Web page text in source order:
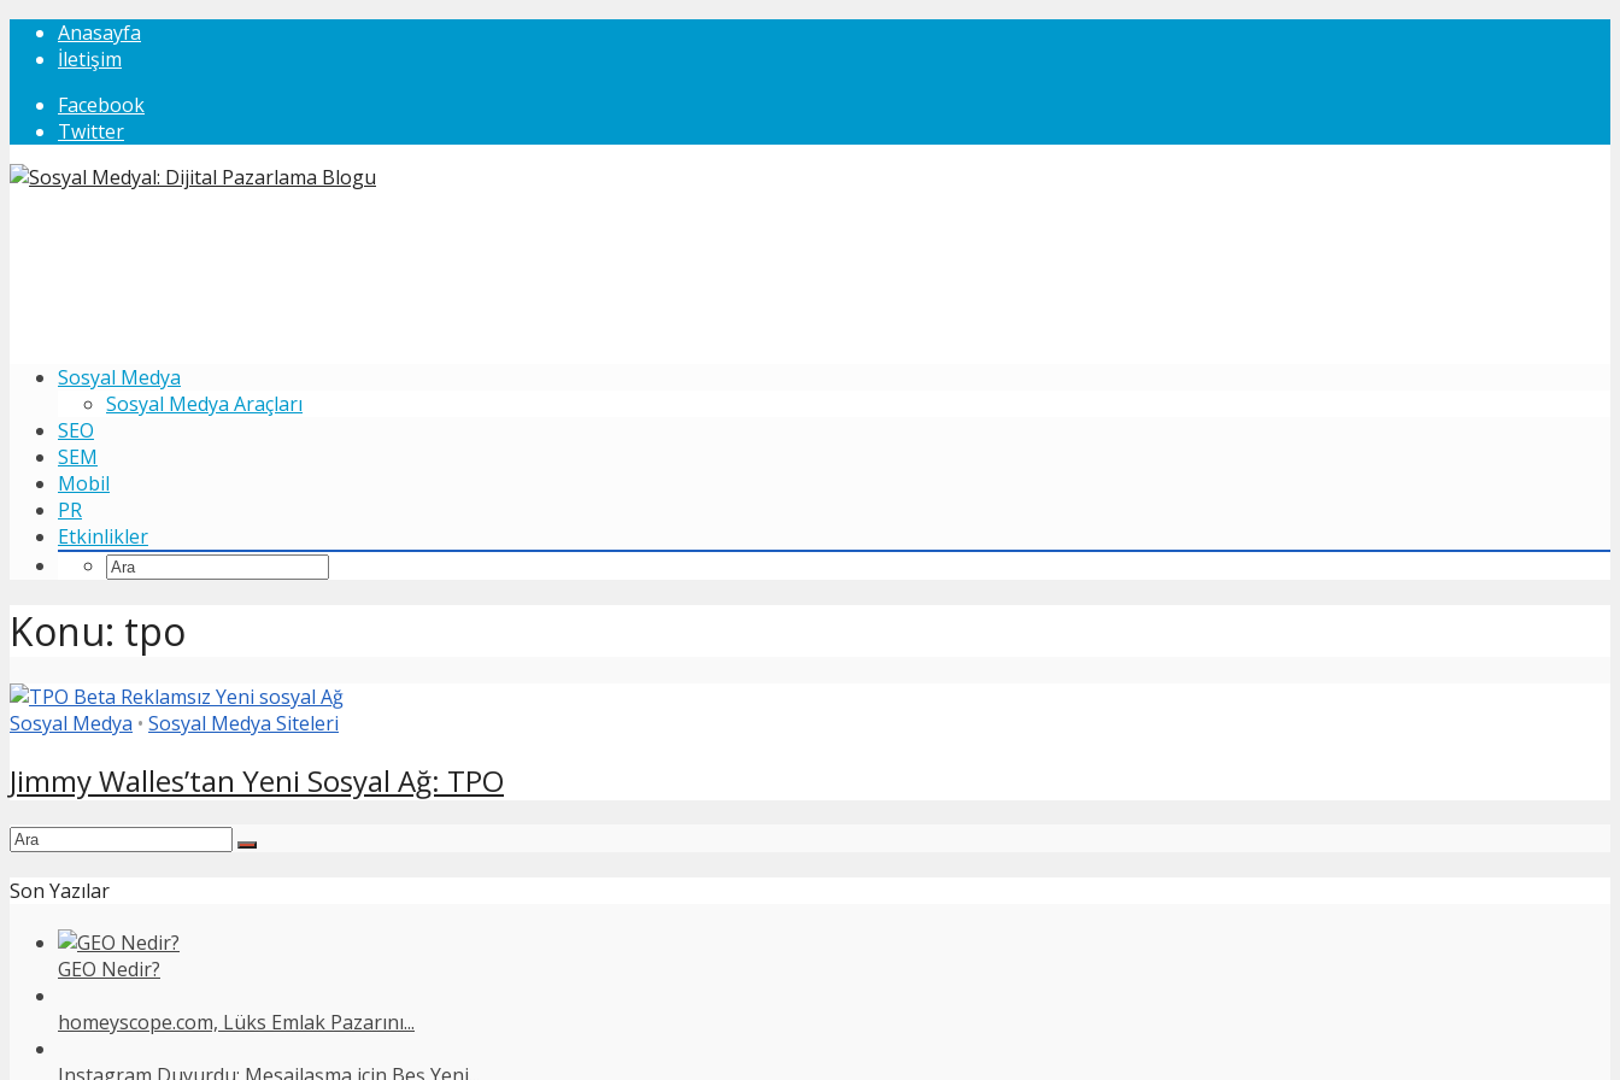
Anasayfa
İletişim
Facebook
Twitter
Sosyal Medya
Sosyal Medya Araçları
SEO
SEM
Mobil
PR
Etkinlikler
Konu: tpo
Sosyal Medya • Sosyal Medya Siteleri
Jimmy Walles’tan Yeni Sosyal Ağ: TPO
Son Yazılar
GEO Nedir?
homeyscope.com, Lüks Emlak Pazarını...